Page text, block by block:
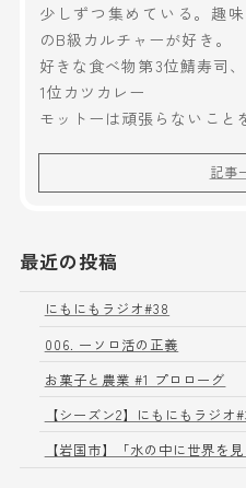
少しずつ集めている。趣
のB級カルチャーが好き。
好きな食べ物第3位鯖寿司
1位カツカレー
モットーは頑張らないこと
記事
最近の投稿
にもにもラジオ#38
006. ーソロ活の正義
お菓子と農業 #1 プロローグ
【シーズン2】にもにもラジオ
【岩国市】「水の中に世界を